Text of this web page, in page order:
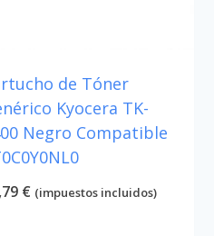
de Tóner
Kyocera TK-
Negro Compatible
€ (impuestos incluidos)